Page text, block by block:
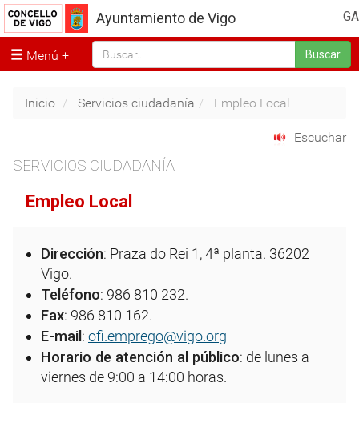
GA
Ayuntamiento de Vigo
Menú Buscar
Inicio Servicios ciudadanía Empleo Local
Escuchar
SERVICIOS CIUDADANÍA
Empleo Local
Dirección: Praza do Rei 1, 4ª planta. 36202
Vigo.
Teléfono: 986 810 232.
Fax: 986 810 162.
E-mail : ofi.emprego@vigo.org
Horario de atención al público: de lunes a
viernes de 9:00 a 14:00 horas.